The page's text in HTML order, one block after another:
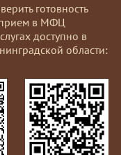
готовность
прием в МФЦ
доступно в
области: